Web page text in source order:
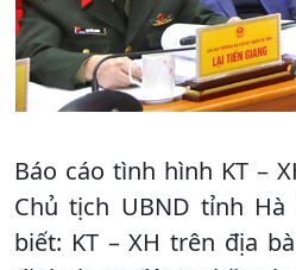
Báo cáo tình hình KT –
Chủ tịch UBND tỉnh
biết: KT – XH trên địa